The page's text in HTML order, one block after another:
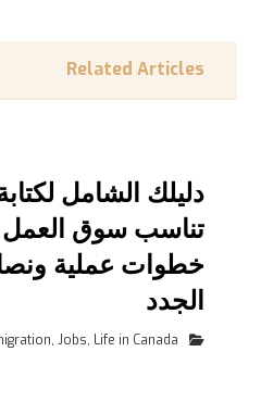
Related Articles
دليلك الشامل
تناسب سوق العمل
خطوات عملية
الجدد
, Jobs, Life in Canada